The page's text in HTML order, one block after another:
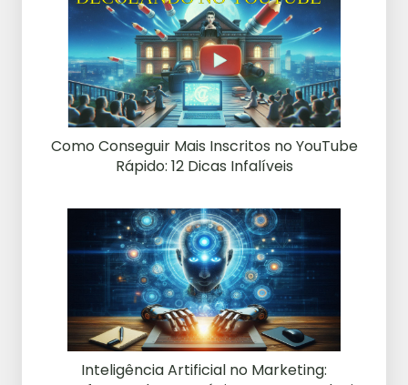
Como Conseguir Mais Inscritos no YouTube
Rápido: 12 Dicas Infalíveis
Inteligência Artificial no Marketing: